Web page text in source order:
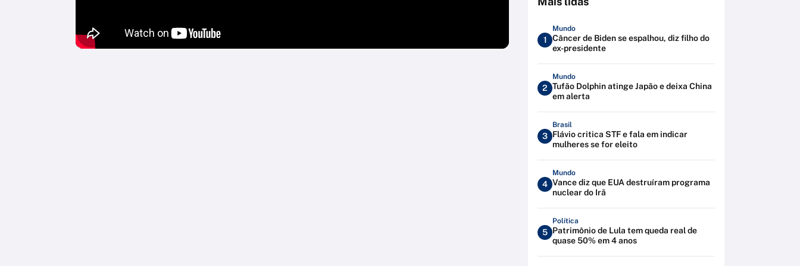
1
Mundo
Câncer de Biden se espalhou, diz filho do
ex-presidente
2
Mundo
Tufão Dolphin atinge Japão e deixa China
em alerta
3
Brasil
Flávio critica STF e fala em indicar
mulheres se for eleito
4
Mundo
Vance diz que EUA destruíram programa
nuclear do Irã
5
Política
Patrimônio de Lula tem queda real de
quase 50% em 4 anos